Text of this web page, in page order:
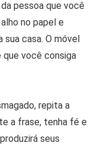
pessoa que você
no papel e
casa. O móvel
que você consiga
repita a
a frase, tenha fé e
seus